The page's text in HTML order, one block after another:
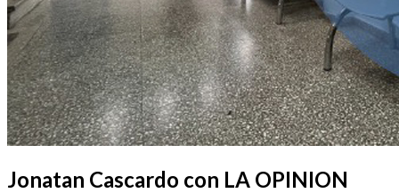
Jonatan Cascardo con LA OPINION